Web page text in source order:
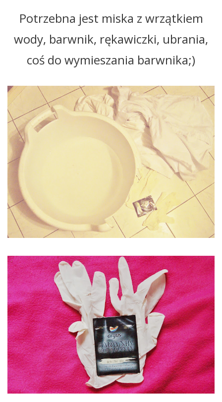
Potrzebna jest miska z wrzątkiem
wody, barwnik, rękawiczki, ubrania,
coś do wymieszania barwnika;)